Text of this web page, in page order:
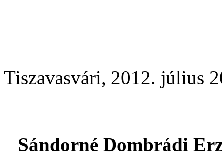
Tiszavasvári, 2012. július
Sándorné Dombrádi